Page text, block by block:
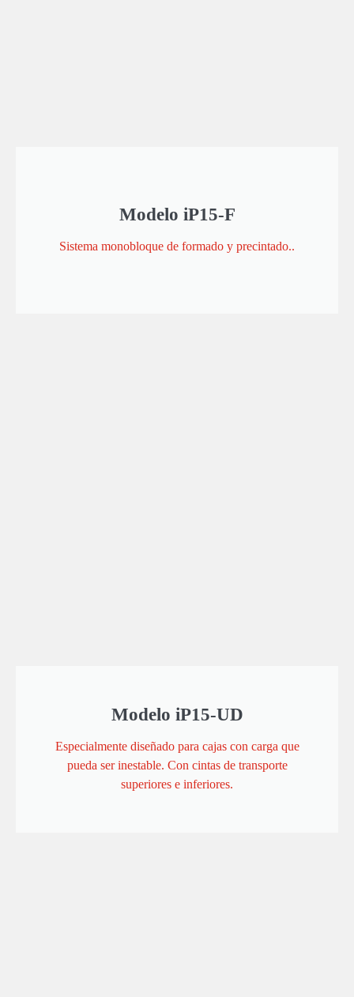
Modelo iP15-F
Sistema monobloque de formado y precintado..
Modelo iP15-UD
Especialmente diseñado para cajas con carga que
pueda ser inestable. Con cintas de transporte
superiores e inferiores.